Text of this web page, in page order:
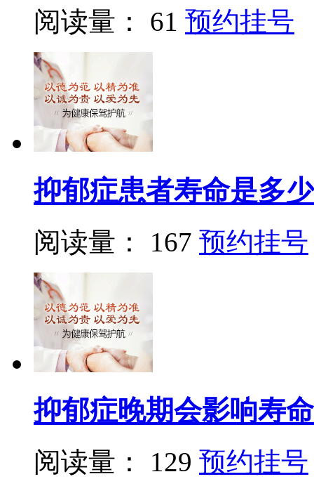
阅读量： 61 预约挂号
抑郁症患者寿命是多少
阅读量： 167 预约挂号
抑郁症晚期会影响寿
阅读量： 129 预约挂号